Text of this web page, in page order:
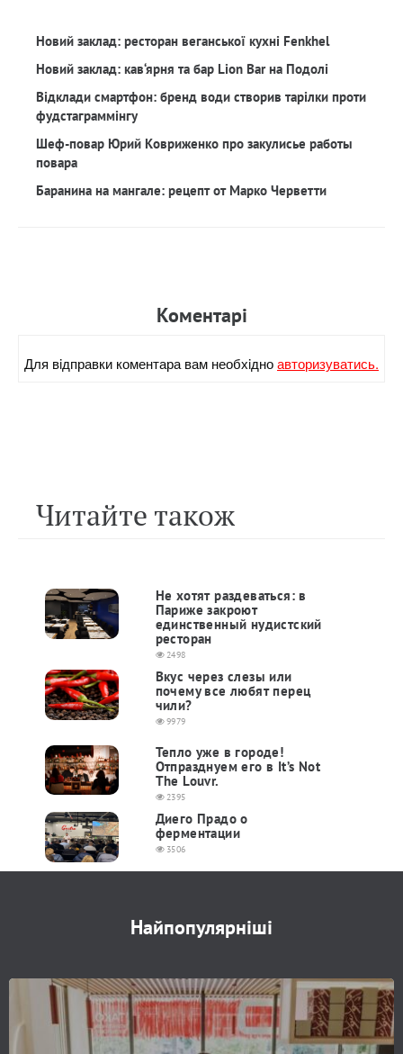
Новий заклад: ресторан веганської кухні Fenkhel
Новий заклад: кав‘ярня та бар Lion Bar на Подолі
Відклади смартфон: бренд води створив тарілки проти
фудстаграммінгу
Шеф-повар Юрий Ковриженко про закулисье работы
повара
Баранина на мангале: рецепт от Марко Черветти
Коментарi
Для вiдправки коментара вам необхiдноавторизуватись.
Читайте також
Не хотят раздеваться: в
Париже закроют
единственный нудистский
ресторан
2498
Вкус через слезы или
почему все любят перец
чили?
9979
Тепло уже в городе!
Отпразднуем его в It’s Not
The Louvr.
2395
Диего Прадо о
ферментации
3506
Найпопулярніші